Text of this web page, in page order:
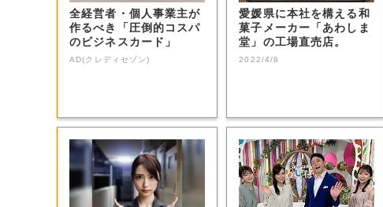
全経営者・個人事業主が
作るべき「圧倒的コスパ
のビジネスカード」
AD(クレディセゾン)
愛媛県に本社を構える和
菓子メーカー「あわしま
堂」の工場直売店。
2022/4/8